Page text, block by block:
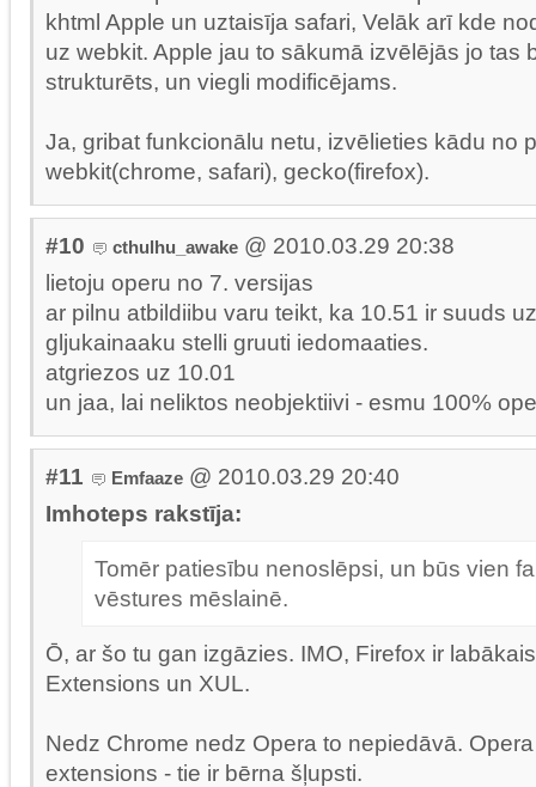
khtml Apple un uztaisīja safari, Velāk arī kde
uz webkit. Apple jau to sākumā izvēlējās jo tas
strukturēts, un viegli modificējams.
Ja, gribat funkcionālu netu, izvēlieties kādu no
webkit(chrome, safari), gecko(firefox).
#10 cthulhu_awake @ 2010.03.29 20:38
lietoju operu no 7. versijas
ar pilnu atbildiibu varu teikt, ka 10.51 ir suuds
gljukainaaku stelli gruuti iedomaaties.
atgriezos uz 10.01
un jaa, lai neliktos neobjektiivi - esmu 100%
#11 Emfaaze @ 2010.03.29 20:40
Imhoteps rakstīja:
Tomēr patiesību nenoslēpsi, un būs vien
vēstures mēslainē.
Ō, ar šo tu gan izgāzies. IMO, Firefox ir
Extensions un XUL.
Nedz Chrome nedz Opera to nepiedāvā.
extensions - tie ir bērna šļupsti.